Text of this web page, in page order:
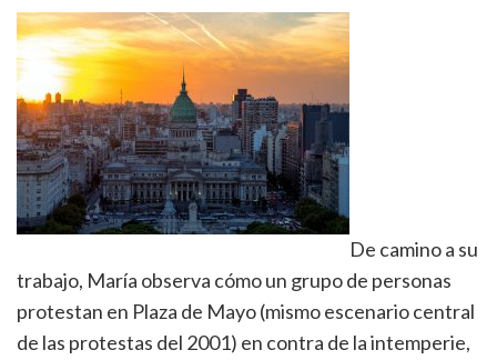
De camino a su
trabajo, María observa cómo un grupo de personas
protestan en Plaza de Mayo (mismo escenario central
de las protestas del 2001) en contra de la intemperie,